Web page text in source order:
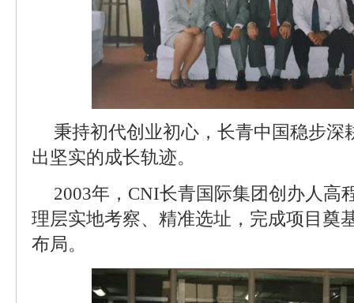
秉持初代创业初心，长青中国稳步深
出坚实的成长轨迹。
2003年，CNI长青国际集团创办人高
理层实地考察、精准选址，完成项目奠
布局。